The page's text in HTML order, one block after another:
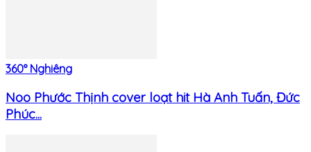
360° Nghiêng
Noo Phước Thịnh cover loạt hit Hà Anh Tuấn, Đức
Phúc...